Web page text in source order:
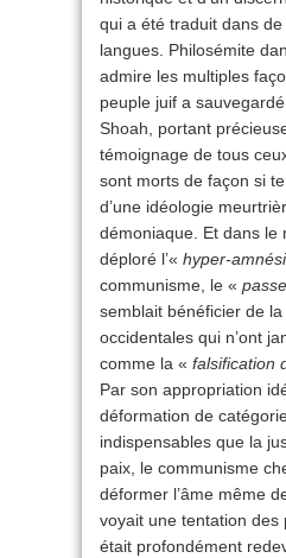
qui a été traduit dans
langues. Philosémite
admire les multiples
peuple juif a
Shoah, portant
témoignage de tous
sont morts de façon si
d’une idéologie
démoniaque. Et dans le
déploré l’« hyper-
communisme, le «
semblait bénéficier de
occidentales qui n’ont
comme la « falsification
Par son appropriation
déformation de
indispensables que la
paix, le communisme
déformer l’âme même
voyait une tentation des
était profondément